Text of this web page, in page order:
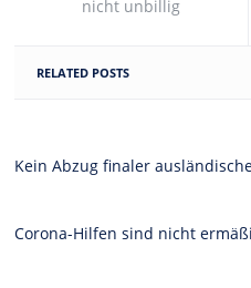
nicht unbillig
RELATED POSTS
Kein Abzug finaler
Corona-Hilfen sind nicht